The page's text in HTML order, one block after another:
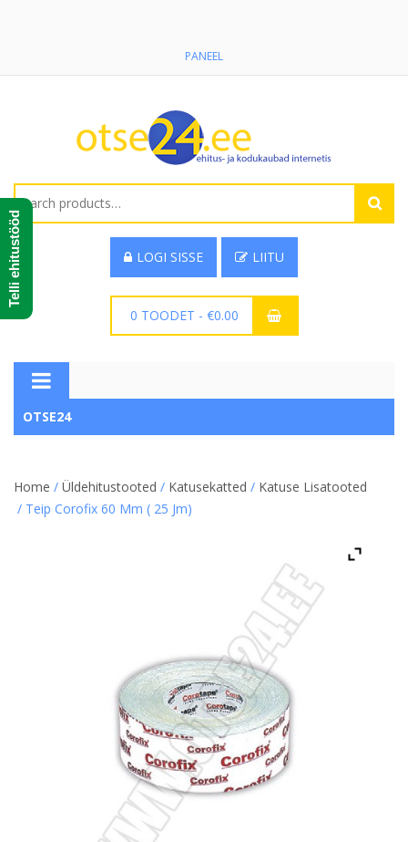
PANEEL
Search
for:
LOGI SISSE LIITU
0 TOODET - €0.00
OTSE24
Home / Üldehitustooted / Katusekatted / Katuse Lisatooted
/ Teip Corofix 60 Mm ( 25 Jm)
Telli ehitustööd